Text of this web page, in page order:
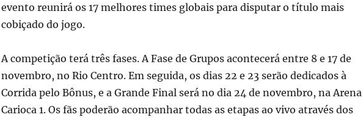
evento reunirá os 17 melhores times globais para disputar o título mais
cobiçado do jogo.
A competição terá três fases. A Fase de Grupos acontecerá entre 8 e 17 de
novembro, no Rio Centro. Em seguida, os dias 22 e 23 serão dedicados à
Corrida pelo Bônus, e a Grande Final será no dia 24 de novembro, na Arena
Carioca 1. Os fãs poderão acompanhar todas as etapas ao vivo através dos